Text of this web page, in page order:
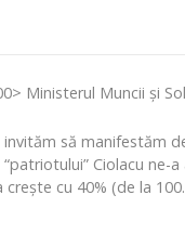
Ministerul Muncii și
invităm să manifestăm
Ciolacu
crește cu 40% (de la